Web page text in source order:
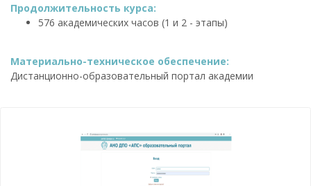
Продолжительность курса:
576 академических часов (1 и 2 - этапы)
Материально-техническое обеспечение:
Дистанционно-образовательный портал академии